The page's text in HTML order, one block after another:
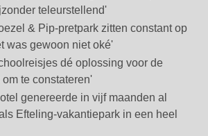
teleurstellend'
& Pip-pretpark zitten constant op
was gewoon niet oké'
dé oplossing voor de
te constateren'
genereerde in vijf maanden al
Efteling-vakantiepark in een heel